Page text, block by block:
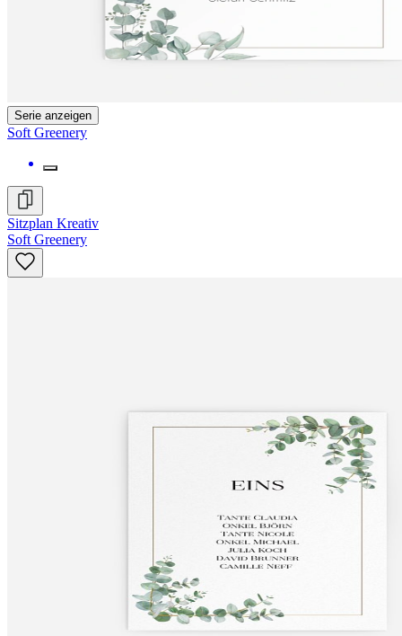
Serie anzeigen
Soft Greenery
Sitzplan Kreativ
Soft Greenery